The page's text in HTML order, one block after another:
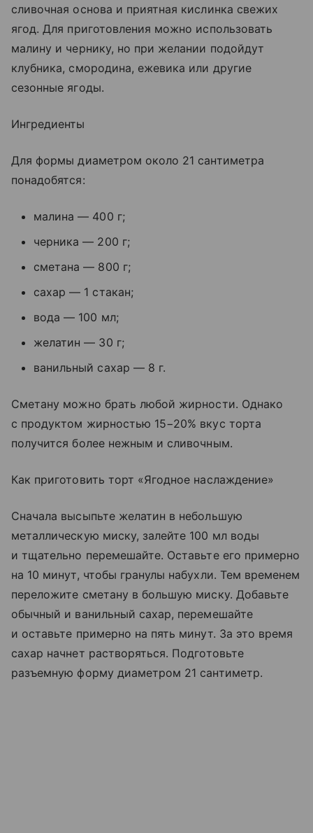
сливочная основа и приятная кислинка свежих
ягод. Для приготовления можно использовать
малину и чернику, но при желании подойдут
клубника, смородина, ежевика или другие
сезонные ягоды.
Ингредиенты
Для формы диаметром около 21 сантиметра
понадобятся:
малина — 400 г;
черника — 200 г;
сметана — 800 г;
сахар — 1 стакан;
вода — 100 мл;
желатин — 30 г;
ванильный сахар — 8 г.
Сметану можно брать любой жирности. Однако
с продуктом жирностью 15−20% вкус торта
получится более нежным и сливочным.
Как приготовить торт «Ягодное наслаждение»
Сначала высыпьте желатин в небольшую
металлическую миску, залейте 100 мл воды
и тщательно перемешайте. Оставьте его примерно
на 10 минут, чтобы гранулы набухли. Тем временем
переложите сметану в большую миску. Добавьте
обычный и ванильный сахар, перемешайте
и оставьте примерно на пять минут. За это время
сахар начнет растворяться. Подготовьте
разъемную форму диаметром 21 сантиметр.